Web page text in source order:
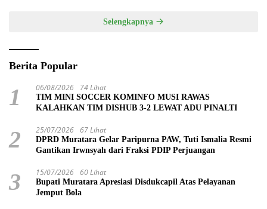
Selengkapnya
Berita Popular
1 06/08/2026 74 Lihat
TIM MINI SOCCER KOMINFO MUSI RAWAS
KALAHKAN TIM DISHUB 3-2 LEWAT ADU PINALTI
2 25/07/2026 67 Lihat
DPRD Muratara Gelar Paripurna PAW, Tuti Ismalia Resmi
Gantikan Irwnsyah dari Fraksi PDIP Perjuangan
3 15/07/2026 60 Lihat
Bupati Muratara Apresiasi Disdukcapil Atas Pelayanan
Jemput Bola